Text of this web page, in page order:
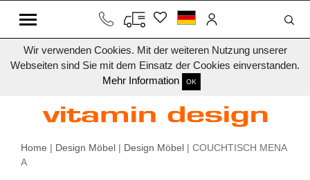
Wir verwenden Cookies. Mit der weiteren Nutzung unserer
Webseiten sind Sie mit dem Einsatz der Cookies einverstanden.
Mehr Information
OK
Home | Design Möbel | Design Möbel | COUCHTISCH MENA
A